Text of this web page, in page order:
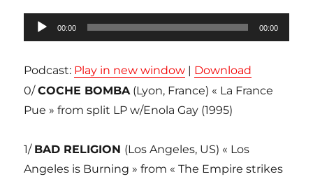
Lecteur
audio
00:00 00:00
Podcast: Play in new window | Download
0/COCHE BOMBA(Lyon, France) « La France
Pue » from split LP w/Enola Gay (1995)
1/ BAD RELIGION (Los Angeles, US) « Los
Angeles is Burning » from « The Empire strikes